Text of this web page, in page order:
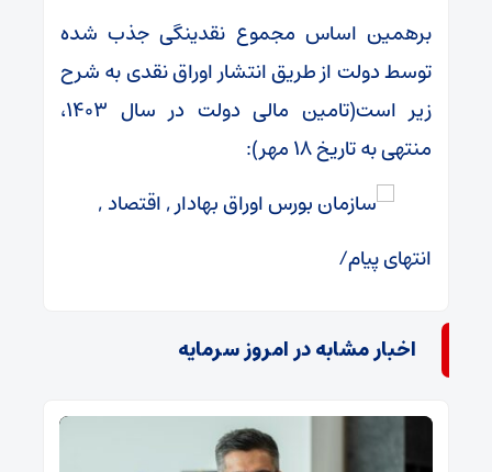
برهمین اساس مجموع نقدینگی جذب شده
توسط دولت از طریق انتشار اوراق نقدی به شرح
زیر است(تامین مالی دولت در سال ۱۴۰۳،
منتهی به تاریخ ۱۸ مهر):
انتهای پیام/
اخبار مشابه در امروز سرمایه